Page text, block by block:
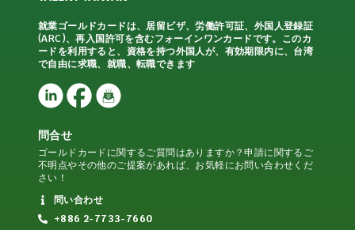
就業ゴールドカードは、居留ビザ、労働許可証、外国人登録証
(ARC)、再入国許可を含むフォーインワンカードです。このカ
ードを利用すると、資格を持つ外国人が、有効期限内に、台湾
で自由に求職、就職、転職できます
問合せ
ゴールドカードに関するご質問はありますか？申請に関するご
不明点やその他のご提案があれば、お気軽にお問い合わせくだ
さい！
問い合わせ
+886 2-7733-7660